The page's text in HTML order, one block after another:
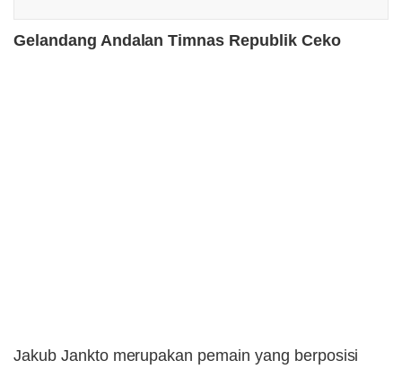
Gelandang Andalan Timnas Republik Ceko
Jakub Jankto merupakan pemain yang berposisi